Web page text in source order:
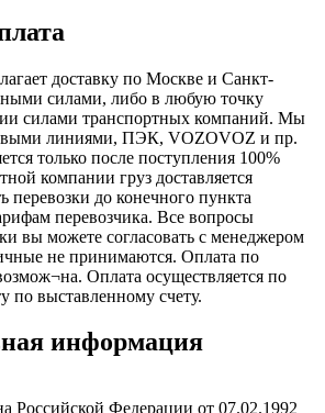
доставку по Москве и Санкт-
силами, либо в любую точку
силами транспортных компаний. Мы
линиями, ПЭК, VOZOVOZ и пр.
только после поступления 100%
компании груз доставляется
перевозки до конечного пункта
перевозчика. Все вопросы
вы можете согласовать с менеджером
не принимаются. Оплата по
Оплата осуществляется по
по выставленному счету.
информация
Российской Федерации от 07.02.1992